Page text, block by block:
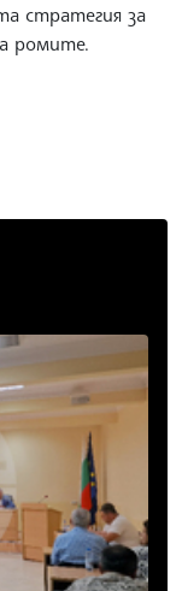
стратегия за
ромите.